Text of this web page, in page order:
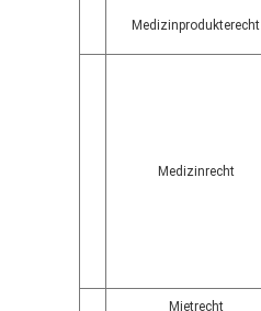
Medizinprodukterecht
Medizinrecht
Mietrecht